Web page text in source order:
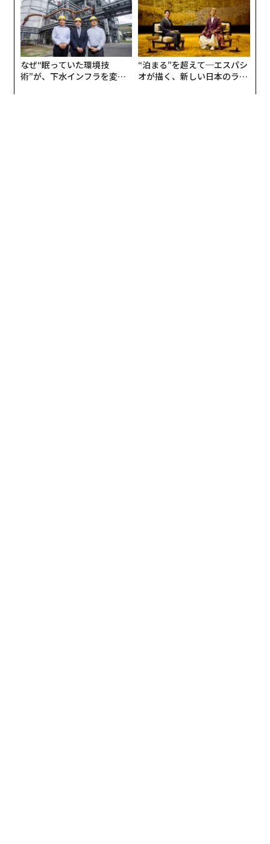
なぜ“眠っていた環境技
術”が、下水インフラを変え
“泊まる”を超えて─エスパシ
オが描く、新しい日本のラグ